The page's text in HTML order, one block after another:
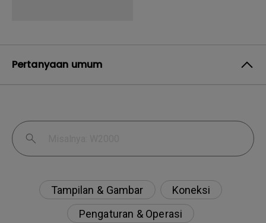
Pertanyaan umum
Tampilan & Gambar
Koneksi
Pengaturan & Operasi